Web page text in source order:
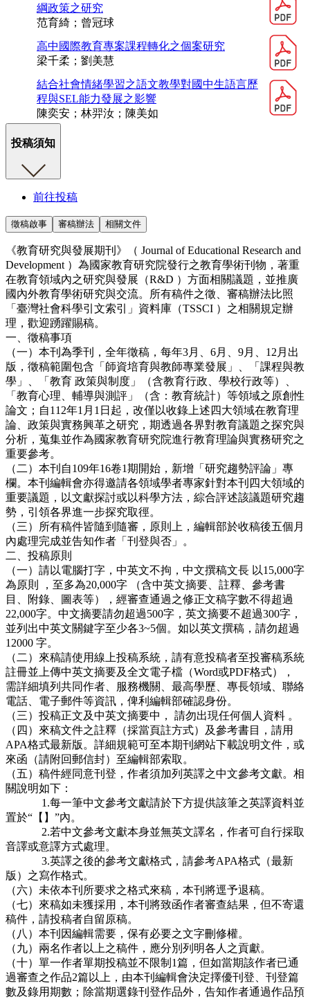
綱政策之研究
范育綺；曾冠球
高中國際教育專案課程轉化之個案研究
梁千柔；劉美慧
結合社會情緒學習之語文教學對國中生語言歷
程與SEL能力發展之影響
陳奕安；林羿汝；陳美如
投稿須知
前往投稿
徵稿啟事 審稿辦法 相關文件
《教育研究與發展期刊》（ Journal of Educational Research and
Development ）為國家教育研究院發行之教育學術刊物，著重
在教育領域內之研究與發展（R&D ）方面相關議題，並推廣
國內外教育學術研究與交流。所有稿件之徵、審稿辦法比照
「臺灣社會科學引文索引」資料庫（TSSCI ）之相關規定辦
理，歡迎踴躍賜稿。
一、徵稿事項
（一）本刊為季刊，全年徵稿，每年3月、6月、9月、12月出
版，徵稿範圍包含「師資培育與教師專業發展」、「課程與教
學」、「教育 政策與制度」（含教育行政、學校行政等）、
「教育心理、輔導與測評」（含：教育統計）等領域之原創性
論文；自112年1月1日起，改僅以收錄上述四大領域在教育理
論、政策與實務興革之研究，期透過各界對教育議題之探究與
分析，蒐集並作為國家教育研究院進行教育理論與實務研究之
重要參考。
（二）本刊自109年16卷1期開始，新增「研究趨勢評論」專
欄。本刊編輯會亦得邀請各領域學者專家針對本刊四大領域的
重要議題，以文獻探討或以科學方法，綜合評述該議題研究趨
勢，引領各界進一步探究取徑。
（三）所有稿件皆隨到隨審，原則上，編輯部於收稿後五個月
內處理完成並告知作者「刊登與否」。
二、投稿原則
（一）請以電腦打字，中英文不拘，中文撰稿文長 以15,000字
為原則 ，至多為20,000字 （含中英文摘要、註釋、參考書
目、附錄、圖表等），經審查通過之修正文稿字數不得超過
22,000字。中文摘要請勿超過500字，英文摘要不超過300字，
並列出中英文關鍵字至少各3~5個。如以英文撰稿，請勿超過
12000 字。
（二）來稿請使用線上投稿系統，請有意投稿者至投審稿系統
註冊並上傳中英文摘要及全文電子檔（Word或PDF格式），
需詳細填列共同作者、服務機關、最高學歷、專長領域、聯絡
電話、電子郵件等資訊，俾利編輯部確認身份。
（三）投稿正文及中英文摘要中， 請勿出現任何個人資料 。
（四）來稿文件之註釋（採當頁註方式）及參考書目，請用
APA格式最新版。詳細規範可至本期刊網站下載說明文件，或
來函（請附回郵信封）至編輯部索取。
（五）稿件經同意刊登，作者須加列英譯之中文參考文獻。相
關說明如下：
1.每一筆中文參考文獻請於下方提供該筆之英譯資料並
置於“【】”內。
2.若中文參考文獻本身並無英文譯名，作者可自行採取
音譯或意譯方式處理。
3.英譯之後的參考文獻格式，請參考APA格式（最新
版）之寫作格式。
（六）未依本刊所要求之格式來稿，本刊將逕予退稿。
（七）來稿如未獲採用，本刊將致函作者審查結果，但不寄還
稿件，請投稿者自留原稿。
（八）本刊因編輯需要，保有必要之文字刪修權。
（九）兩名作者以上之稿件，應分別列明各人之貢獻。
（十）單一作者單期投稿並不限制1篇，但如當期該作者已通
過審查之作品2篇以上，由本刊編輯會決定擇優刊登、刊登篇
數及錄用期數；除當期選錄刊登作品外，告知作者通過作品預